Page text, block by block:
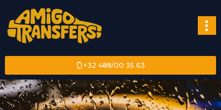
+32 488/00 35 63